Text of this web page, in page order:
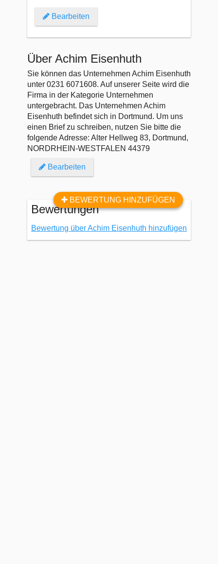
Bearbeiten
Über Achim Eisenhuth
Sie können das Unternehmen Achim Eisenhuth
unter 0231 6071608. Auf unserer Seite wird die
Firma in der Kategorie Unternehmen
untergebracht. Das Unternehmen Achim
Eisenhuth befindet sich in Dortmund. Um uns
einen Brief zu schreiben, nutzen Sie bitte die
folgende Adresse: Alter Hellweg 83, Dortmund,
NORDRHEIN-WESTFALEN 44379
Bearbeiten
BEWERTUNG HINZUFÜGEN
Bewertungen
Bewertung über Achim Eisenhuth hinzufügen